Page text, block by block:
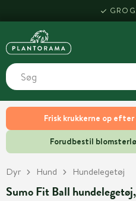
Frisk krukkerne op
Forudbestil
Dyr Hund Hundelegetøj
Sumo Fit Ball